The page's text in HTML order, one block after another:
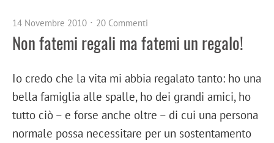
14 Novembre 2010 20 Commenti
Non fatemi regali ma fatemi un regalo!
Io credo che la vita mi abbia regalato tanto: ho una
bella famiglia alle spalle, ho dei grandi amici, ho
tutto ciò – e forse anche oltre – di cui una persona
normale possa necessitare per un sostentamento